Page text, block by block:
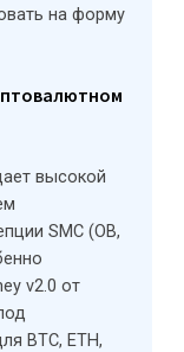
на форму
высокой
SMC (OB,
v2.0 от
BTC, ETH,